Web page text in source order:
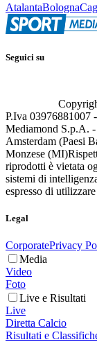
AtalantaBologna
Seguici su
P.Iva 03976881007
Mediamond S.p.A.
Amsterdam (Paesi
Monzese (MI)
riprodotti è vietata
sistemi di
espresso di
Legal
CorporatePrivacy
Media
Video
Foto
Live e Risultati
Live
Diretta Calcio
Risultati e